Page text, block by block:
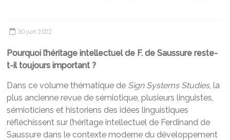
des30 juin 2022
Pourquoi l’héritage intellectuel de F. de Saussure reste-
t-il toujours important ?
Dans ce volume thématique de Sign Systems Studies, la
plus ancienne revue de sémiotique, plusieurs linguistes,
sémioticiens et historiens des idées linguistiques
réfléchissent sur l’héritage intellectuel de Ferdinand de
Saussure dans le contexte moderne du développement